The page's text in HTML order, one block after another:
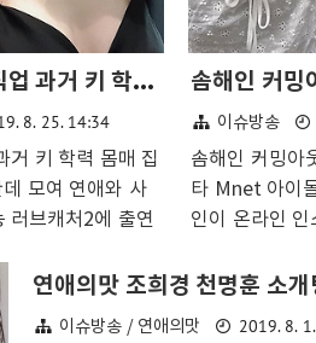
러브캐처2 김소영 나이 직업 과거 키 학력 몸매 집안 인스타
8. 25. 14:34
거 키 학력 몸매 집
모여 연애와 사
러브캐처2에 출연
출생으로 올해
다. 첫 방송에서
이슈방송
솜해인 커밍아
타 Mnet 아이
인이 온라인
고 밝혔다. 솜
이슈방송 / 연애의맛 2019. 8.